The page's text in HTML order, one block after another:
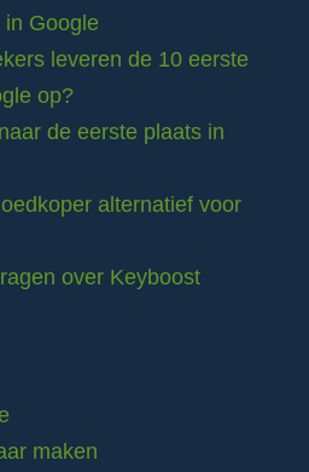
Google
leveren de 10 eerste
op?
de eerste plaats in
alternatief voor
over Keyboost
maken